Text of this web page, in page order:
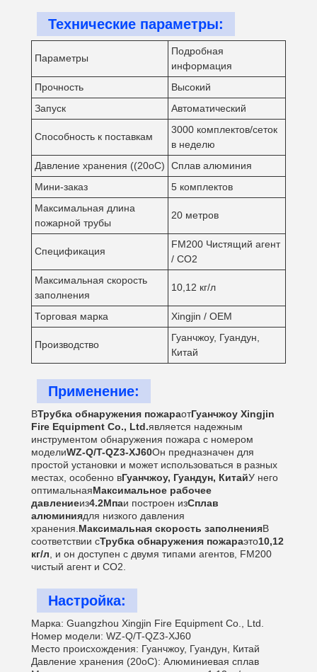
Технические параметры:
Параметры
Подробная
информация
Прочность
Высокий
Запуск
Автоматический
Способность к поставкам
3000 комплектов/сеток
в неделю
Давление хранения ((20oC)
Сплав алюминия
Мини-заказ
5 комплектов
Максимальная длина
пожарной трубы
20 метров
Спецификация
FM200 Чистящий агент
/ CO2
Максимальная скорость
заполнения
10,12 кг/л
Торговая марка Xingjin / OEM
Производство
Гуанчжоу, Гуандун,
Китай
Применение:
ВТрубка обнаружения пожараотГуанчжоу Xingjin
Fire Equipment Co., Ltd.является надежным
инструментом обнаружения пожара с номером
моделиWZ-Q/T-QZ3-XJ60Он предназначен для
простой установки и может использоваться в разных
местах, особенно вГуанчжоу, Гуандун, КитайУ него
оптимальнаяМаксимальное рабочее
давлениеиз4.2Мпаи построен изСплав
алюминиядля низкого давления
хранения. Максимальная скорость заполненияВ
соответствии сТрубка обнаружения пожараэто10,12
кг/л , и он доступен с двумя типами агентов, FM200
чистый агент и CO2.
Настройка:
Марка: Guangzhou Xingjin Fire Equipment Co., Ltd.
Номер модели: WZ-Q/T-QZ3-XJ60
Место происхождения: Гуанчжоу, Гуандун, Китай
Давление хранения (20oC): Алюминиевая сплав